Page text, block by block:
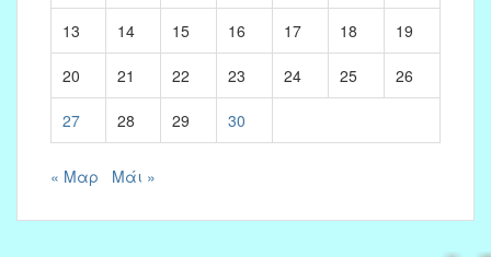
13 14 15 16 17 18 19
20 21 22 23 24 25 26
27 28 29 30
« Μαρ Μάι »